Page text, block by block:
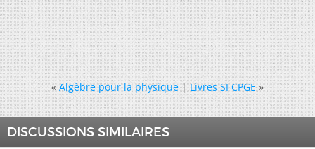
« Algèbre pour la physique|Livres SI CPGE »
DISCUSSIONS SIMILAIRES